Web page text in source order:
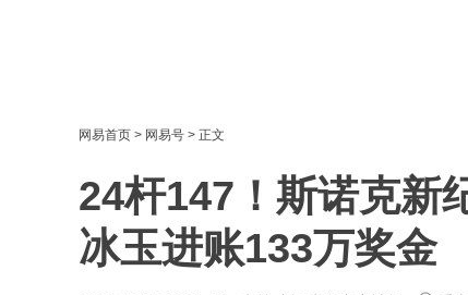
网易首页 > 网易号 > 正文
24杆147！斯诺克新
冰玉进账133万奖金